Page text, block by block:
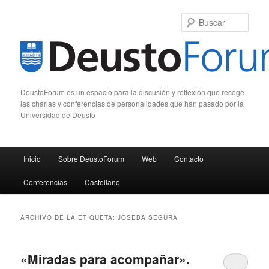
DeustoForum es un espacio para la discusión y reflexión que recoge
las charlas y conferencias de personalidades que han pasado por la
Universidad de Deusto
Ir al contenido principal
Ir al contenido secundario
Inicio Sobre DeustoForum Web Contacto
Conferencias Castellano
ARCHIVO DE LA ETIQUETA:JOSEBA SEGURA
«Miradas para acompañar».